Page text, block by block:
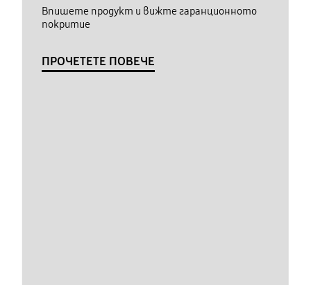
Впишете продукт и вижте гаранционното
покритие
ПРОЧЕТЕТЕ ПОВЕЧЕ